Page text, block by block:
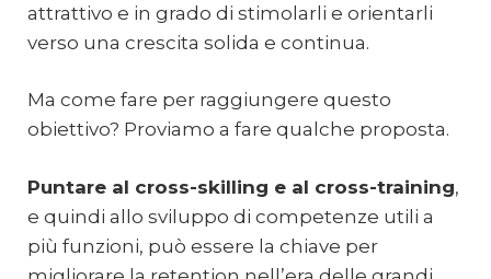
attrattivo e in grado di stimolarli e orientarli
verso una crescita solida e continua.
Ma come fare per raggiungere questo
obiettivo? Proviamo a fare qualche proposta.
Puntare al cross-skilling e al cross-training,
e quindi allo sviluppo di competenze utili a
più funzioni, può essere la chiave per